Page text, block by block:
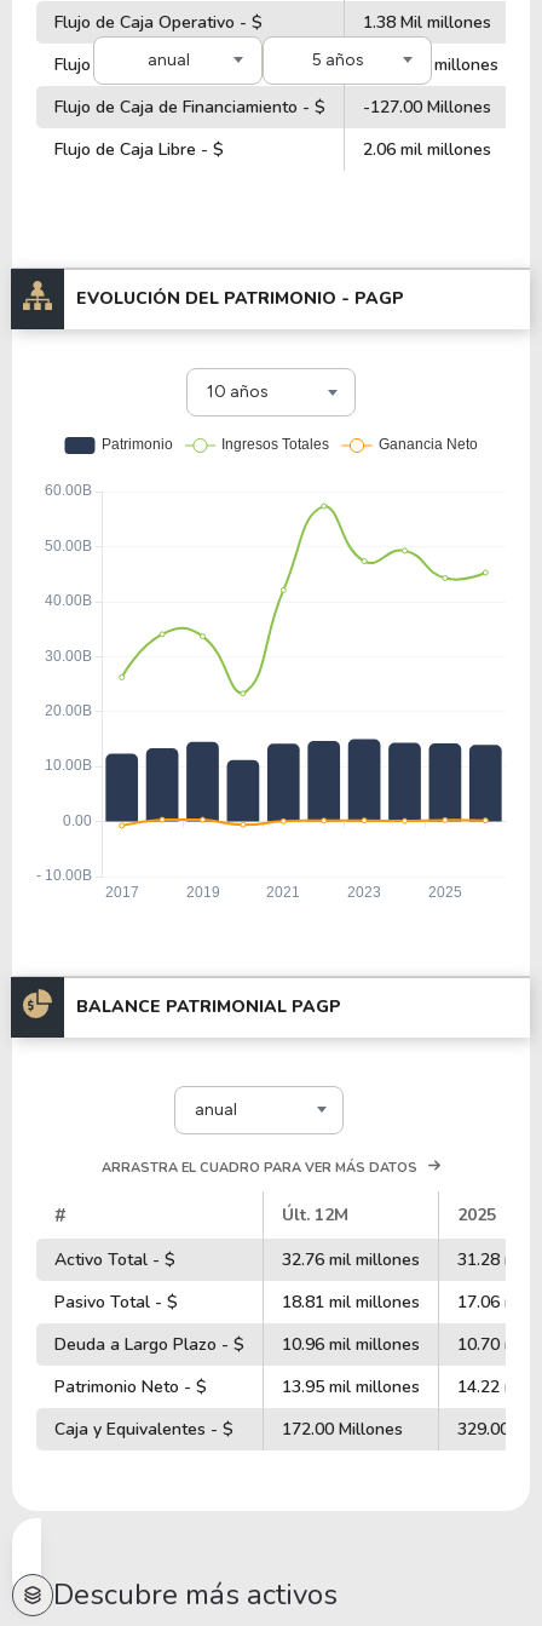
anual 5 años
Flujo de Caja Operativo - $
1.38 Mil millones
Flujo de Caja de Inversiones - $
-2.85 mil millones
Flujo de Caja de Financiamiento - $
-127.00 Millones
Flujo de Caja Libre - $
2.06 mil millones
EVOLUCIÓN DEL PATRIMONIO - PAGP
10 años
BALANCE PATRIMONIAL PAGP
anual
ARRASTRA EL CUADRO PARA VER MÁS DATOS
# Últ. 12M
2025
Activo Total - $
32.76 mil millones
31.28 mil
Pasivo Total - $
18.81 mil millones
17.06 mil
Deuda a Largo Plazo - $
10.96 mil millones
10.70 mil
Patrimonio Neto - $
13.95 mil millones
14.22 mil
Caja y Equivalentes - $
172.00 Millones 329.00
Descubre más activos